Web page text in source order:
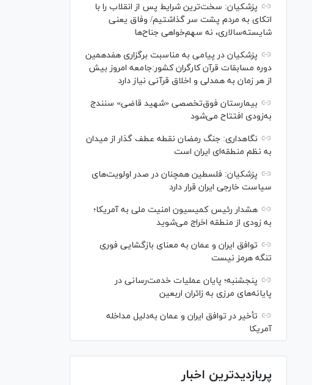
پزشکیان: سخت‌ترین شرایط پس از انقلاب را با
اتکای به مردم پشت سر گذاشتیم/ وفاق یعنی
شایسته‌سالاری، نه سهم‌خواهی جناح‌ها
پزشکیان در پیامی به مناسبت برگزاری هفدهمین
دوره مسابقات قرآن کارگران کشور:جامعه امروز بیش
از هر زمان به همدلی و اخلاق قرآنی نیاز دارد
بیمارستان فوق‌تخصصی «شهید قاضی» سنندج
به‌زودی افتتاح می‌شود
نگاهداری: جنگ رمضان نقطه عطف گذار از میدان
به نظم منطقه‌ای ایران است
پزشکیان: فلسطین همچنان در صدر اولویت‌های
سیاست خارجی ایران قرار دارد
هشدار رئیس کمیسیون امنیت ملی به آمریکا؛
به زودی از منطقه اخراج می‌شوید
توافق ایران و عمان به معنای بازگشایی فوری
تنگه هرمز نیست
پنجشنبه؛ پایان ﻋﻤﻠﯿﺎﺕ ﺧﺪﻣﺖ‌ﺭﺳﺎﻧﯽ در
پایانه‌های مرزی ﺑﻪ ﺯﺍﺋﺮان ﺍﺭﺑﻌﯿﻦ
تأخیر در توافق ایران و عمان به‌دلیل مداخله
آمریکا
پربازدیدترین اخبار